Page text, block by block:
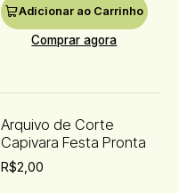
Adicionar ao Carrinho
Comprar agora
Arquivo de Corte
Capivara Festa Pronta
R$2,00